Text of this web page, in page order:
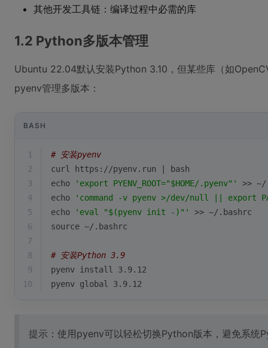
其他开发工具链：编译过程中必需的库
1.2 Python多版本管理
Ubuntu 22.04默认安装Python 3.10，但某些库（如
pyenv管理多版本：
BASH
1
# 安装pyenv
2
curl https://pyenv.run | bash
3
echo 'export PYENV_ROOT="$HOME/.pyenv"'
>> ~/
4
echo
'command -v pyenv >/dev/null || export
5
echo 'eval "$(pyenv init -)"'
>> ~/.bashrc
6
source ~/.bashrc
7
8
# 安装Python 3.9
9
pyenv install 3.9.12
10
pyenv global 3.9.12
提示：使用pyenv可以轻松切换Python版本，避免系统